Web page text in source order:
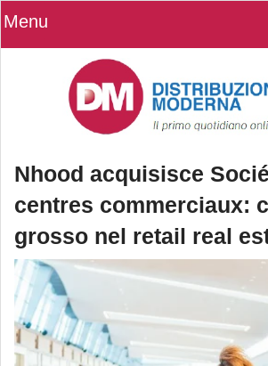
Menu
Nhood acquisisce
centres commerciaux:
grosso nel retail real